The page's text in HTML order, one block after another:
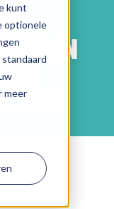
kunt
optionele
meer
IN